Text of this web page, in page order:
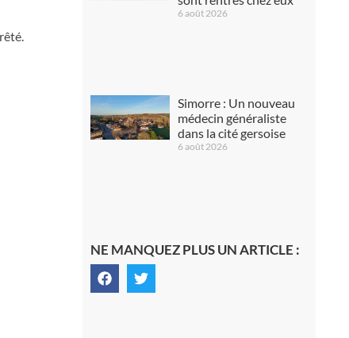
6 août 2026
Simorre : Un nouveau
médecin généraliste
dans la cité gersoise
6 août 2026
NE MANQUEZ PLUS UN ARTICLE :